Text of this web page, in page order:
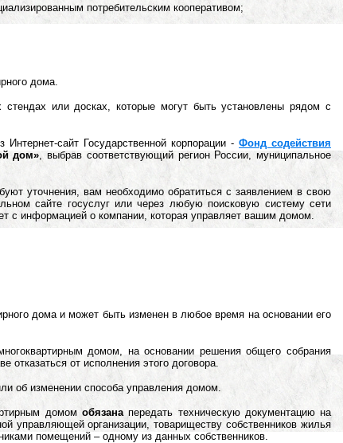
потребительским кооперативом;
дома.
или досках, которые могут быть установлены рядом с
сайт Государственной корпорации ‑Фонд содействия
дом» , выбрав соответствующий регион России, муниципальное
уточнения, вам необходимо обратиться с заявлением в свою
сайте госуслуг или через любую поисковую систему сети
с информацией о компании, которая управляет вашим домом.
дома и может быть изменен в любое время на основании его
домом, на основании решения общего собрания
от исполнения этого договора.
об изменении способа управления домом.
домомобязанапередать техническую документацию на
управляющей организации, товариществу собственников жилья
помещений – одному из данных собственников.